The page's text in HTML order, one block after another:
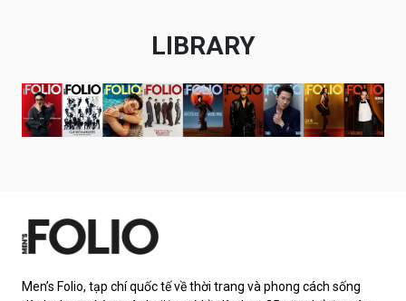
LIBRARY
Men’s Folio, tạp chí quốc tế về thời trang và phong cách sống